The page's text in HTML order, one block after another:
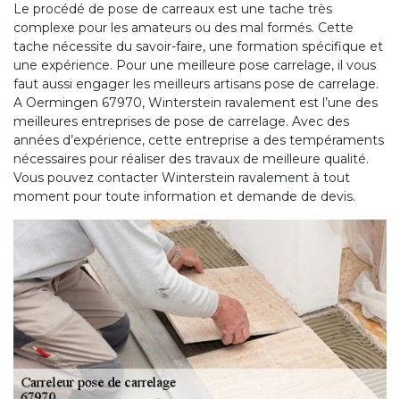
Le procédé de pose de carreaux est une tache très
complexe pour les amateurs ou des mal formés. Cette
tache nécessite du savoir-faire, une formation spécifique et
une expérience. Pour une meilleure pose carrelage, il vous
faut aussi engager les meilleurs artisans pose de carrelage.
A Oermingen 67970, Winterstein ravalement est l’une des
meilleures entreprises de pose de carrelage. Avec des
années d’expérience, cette entreprise a des tempéraments
nécessaires pour réaliser des travaux de meilleure qualité.
Vous pouvez contacter Winterstein ravalement à tout
moment pour toute information et demande de devis.